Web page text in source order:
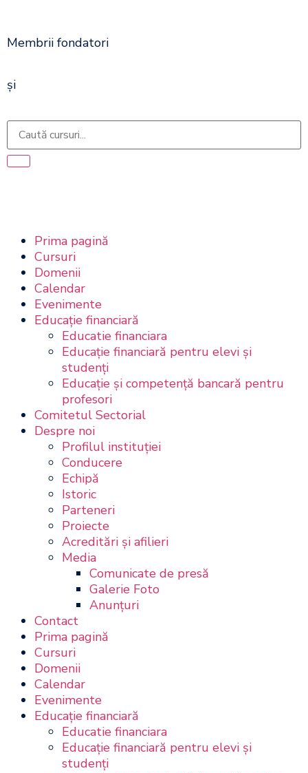
Membrii fondatori
și
Prima pagină
Cursuri
Domenii
Calendar
Evenimente
Educație financiară
Educatie financiara
Educaţie financiară pentru elevi şi
studenţi
Educaţie şi competenţă bancară pentru
profesori
Comitetul Sectorial
Despre noi
Profilul instituţiei
Conducere
Echipă
Istoric
Parteneri
Proiecte
Acreditări şi afilieri
Media
Comunicate de presă
Galerie Foto
Anunțuri
Contact
Prima pagină
Cursuri
Domenii
Calendar
Evenimente
Educație financiară
Educatie financiara
Educaţie financiară pentru elevi şi
studenţi